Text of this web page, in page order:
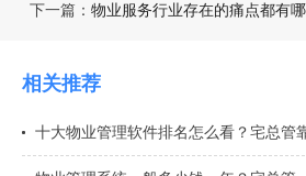
下一篇： 物业服务行业存在的痛点都有
相关推荐